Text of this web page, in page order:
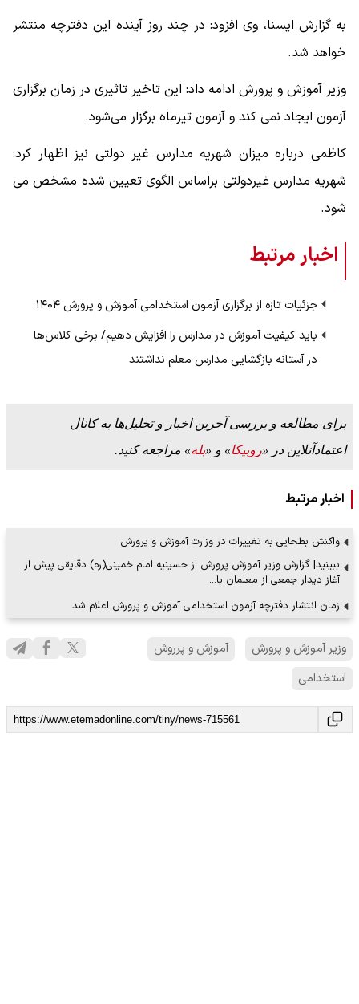
به گزارش ایسنا، وی افزود: در چند روز آینده این دفترچه منتشر
خواهد شد.
وزیر آموزش و پرورش ادامه داد: این تاخیر تاثیری در زمان برگزاری
آزمون ایجاد نمی کند و آزمون تیرماه برگزار می‌شود.
کاظمی درباره میزان شهریه مدارس غیر دولتی نیز اظهار کرد:
شهریه مدارس غیردولتی براساس الگوی تعیین شده مشخص می
شود.
اخبار مرتبط
جزئیات تازه از برگزاری آزمون استخدامی آموزش و پرورش ۱۴۰۴
باید کیفیت آموزش در مدارس را افزایش دهیم/ برخی کلاس‌ها
در آستانه بازگشایی مدارس معلم نداشتند
برای مطالعه و بررسی آخرین اخبار و تحلیل‌ها به کانال
اعتمادآنلاین در «روبیکا» و «بله» مراجعه کنید.
اخبار مرتبط
واکنش بطحایی به تغییرات در وزارت آموزش و پرورش
ببینید| گزارش وزیر آموزش پرورش از حسینیه امام خمینی(ره) دقایقی پیش از
آغاز دیدار جمعی از معلمان با…
زمان انتشار دفترچه آزمون استخدامی آموزش‌ و پرورش اعلام شد
وزیر آموزش و پرورش
آموزش و پرروش
استخدامی